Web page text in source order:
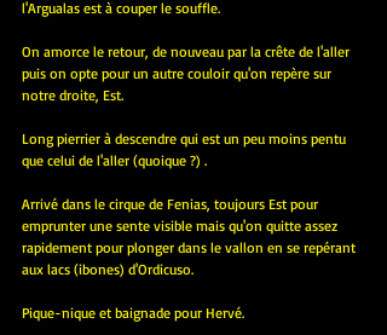
l'Argualas est à couper le souffle.
On amorce le retour, de nouveau par la crête de l'aller
puis on opte pour un autre couloir qu'on repère sur
notre droite, Est.
Long pierrier à descendre qui est un peu moins pentu
que celui de l'aller (quoique ?) .
Arrivé dans le cirque de Fenias, toujours Est pour
emprunter une sente visible mais qu'on quitte assez
rapidement pour plonger dans le vallon en se repérant
aux lacs (ibones) d'Ordicuso.
Pique-nique et baignade pour Hervé.